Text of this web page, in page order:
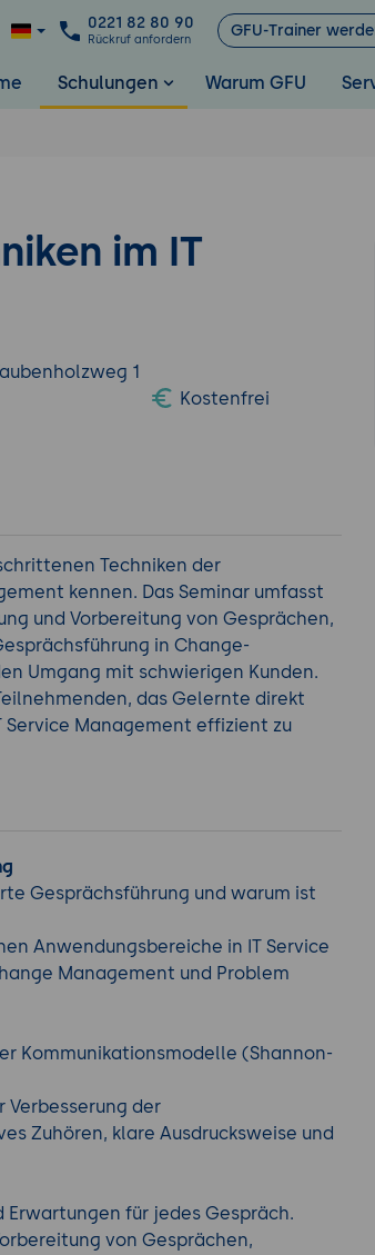
0221 82 80 90
Rückruf anfordern GFU-Trainer
Schulungen Warum GFU
im IT
1
Kostenfrei
Techniken der
kennen. Das Seminar umfasst
und Vorbereitung von Gesprächen,
in Change-
Umgang mit schwierigen Kunden.
das Gelernte direkt
Management effizient zu
Gesprächsführung und warum ist
Anwendungsbereiche in IT Service
Management und Problem
Kommunikationsmodelle (Shannon-
Verbesserung der
Zuhören, klare Ausdrucksweise und
für jedes Gespräch.
von Gesprächen,